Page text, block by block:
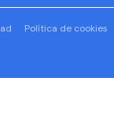
Política de cookies